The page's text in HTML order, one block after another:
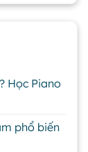
Học Piano
phổ biến